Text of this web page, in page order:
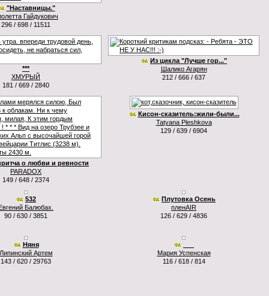
"Наставницы."
Гайдукович
296 / 698 / 11511
***
ХМУРЫЙ
181 / 669 / 2840
Из цикла "Лучше гор..."
Шалико Агарян
212 / 666 / 637
о любви и ревности
PARADOX
149 / 648 / 2374
Кисон-сказитель:жили-были...
Tatyana Pleshkova
129 / 639 / 6904
532
Балюбах.
90 / 630 / 3851
Плутовка Осень
пленAIR
126 / 629 / 4836
Няня
Липинский Артем
143 / 620 / 29763
Мария Успенская
116 / 618 / 814